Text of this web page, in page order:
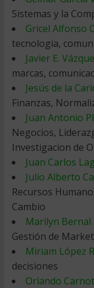
Sistemas y la
Gricel Alfonso
tecnologia,
Javier E.
marcas,
Jesús de la
Finanzas,
Juan Antonio
Negocios,
Investigacion de
Juan Carlos
Julio Alberto
Recursos
Cambio
Marilyn Bernal
Gestión de
Miriam López
decisiones
Orlando